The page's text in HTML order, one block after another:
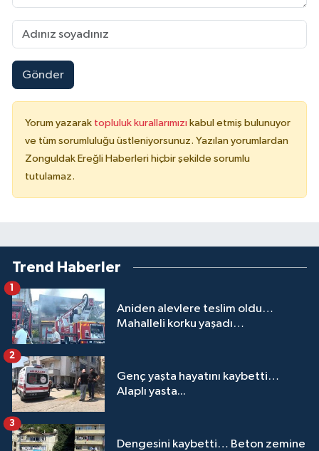
Gönder
Yorum yazarak topluluk kurallarımızı kabul etmiş bulunuyor
ve tüm sorumluluğu üstleniyorsunuz. Yazılan yorumlardan
Zonguldak Ereğli Haberleri hiçbir şekilde sorumlu
tutulamaz.
Trend Haberler
Aniden alevlere teslim oldu…
Mahalleli korku yaşadı…
1
Genç yaşta hayatını kaybetti…
Alaplı yasta...
2
Dengesini kaybetti… Beton zemine
3